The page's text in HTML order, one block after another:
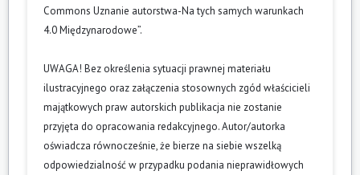
Commons Uznanie autorstwa-Na tych samych warunkach
4.0 Międzynarodowe”.
UWAGA! Bez określenia sytuacji prawnej materiału
ilustracyjnego oraz załączenia stosownych zgód właścicieli
majątkowych praw autorskich publikacja nie zostanie
przyjęta do opracowania redakcyjnego. Autor/autorka
oświadcza równocześnie, że bierze na siebie wszelką
odpowiedzialność w przypadku podania nieprawidłowych